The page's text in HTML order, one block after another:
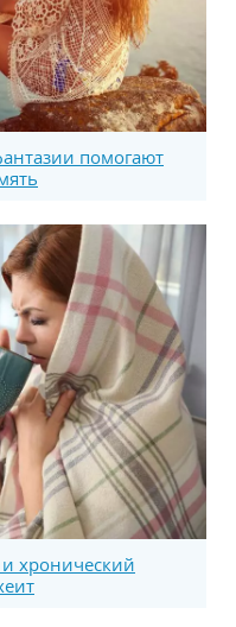
помогают
хронический